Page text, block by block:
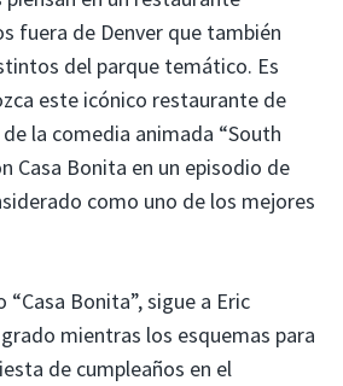
fuera de Denver que también
del parque temático. Es
este icónico restaurante de
la comedia animada “South
Casa Bonita en un episodio de
como uno de los mejores
Bonita”, sigue a Eric
mientras los esquemas para
de cumpleaños en el